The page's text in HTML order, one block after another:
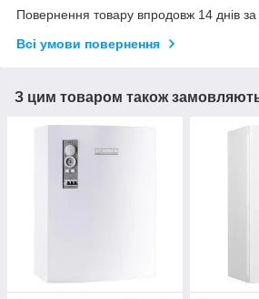
Повернення товару впродовж 14 днів
Всі умови повернення
З цим товаром також